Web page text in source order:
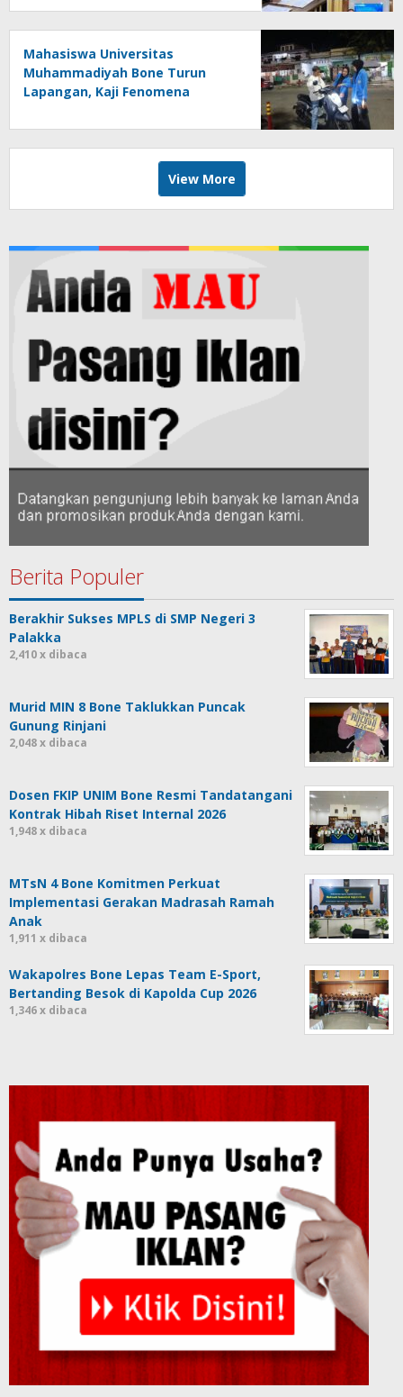
Mahasiswa Universitas
Muhammadiyah Bone Turun
Lapangan, Kaji Fenomena
melalui Riset FOTOFOBIA
View More
Berita Populer
Berakhir Sukses MPLS di SMP Negeri 3
Palakka
2,410 x dibaca
Murid MIN 8 Bone Taklukkan Puncak
Gunung Rinjani
2,048 x dibaca
Dosen FKIP UNIM Bone Resmi Tandatangani
Kontrak Hibah Riset Internal 2026
1,948 x dibaca
MTsN 4 Bone Komitmen Perkuat
Implementasi Gerakan Madrasah Ramah
Anak
1,911 x dibaca
Wakapolres Bone Lepas Team E-Sport,
Bertanding Besok di Kapolda Cup 2026
1,346 x dibaca